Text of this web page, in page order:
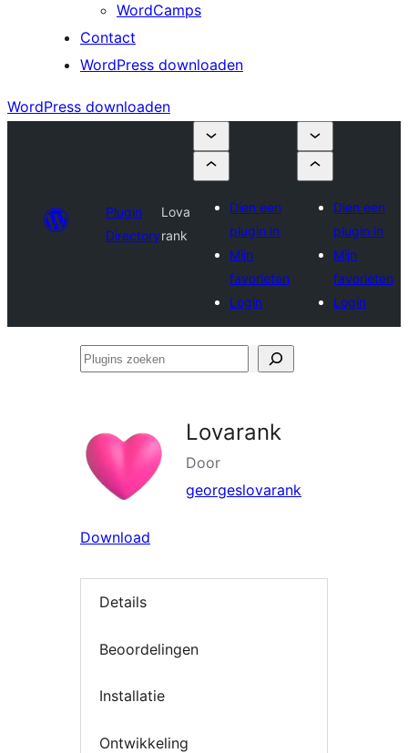
WordCamps
Contact
WordPress downloaden
WordPress downloaden
Plugin
Directory
Lova
rank
Dien een
plugin in
Mijn
favorieten
Login
Dien een
plugin in
Mijn
favorieten
Login
Plugins
Lovarank
Door
georgeslovarank
Download
Details
Beoordelingen
Installatie
Ontwikkeling